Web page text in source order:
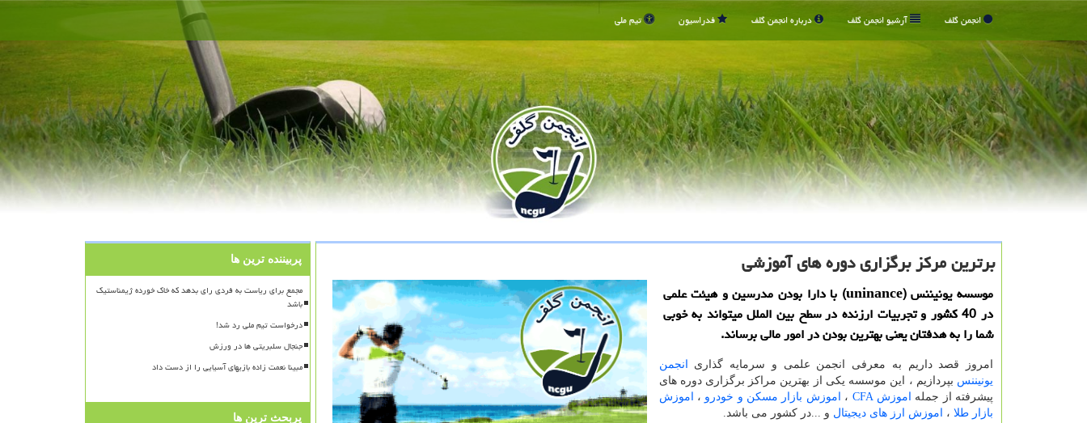
انجمن گلف آرشیو انجمن گلف درباره انجمن گلف فدراسیون تیم ملی
برترین مركز برگزاری دوره های آموزشی
موسسه یونیننس (uninance) با دارا بودن مدرسین و هیئت علمی
در 40 كشور و تجربیات ارزنده در سطح بین الملل میتواند به خوبی
شما را به هدفتان یعنی بهترین بودن در امور مالی برساند.
امروز قصد داریم به معرفی انجمن علمی و سرمایه گذاری انجمن
یونیننس بپردازیم ، این موسسه یکی از بهترین مراکز برگزاری دوره های
پیشرفته از جمله اموزش CFA ، اموزش بازار مسکن و خودرو ، اموزش
بازار طلا ، اموزش ارز های دیجیتال و ...در کشور می باشد.
پربیننده ترین ها
مجمع برای ریاست به فردی رای بدهد که خاک خورده ژیمناستیک
باشد
درخواست تیم ملی رد شد!
جنجال سلبریتی ها در ورزش
مبینا نعمت زاده بازیهای آسیایی را از دست داد
پربحث ترین ها